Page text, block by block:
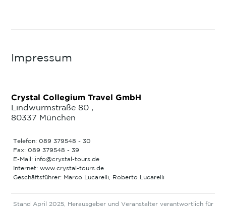
Impressum
Crystal Collegium Travel GmbH
Lindwurmstraße 80 ,
80337 München
Telefon: 089 379548 - 30
Fax: 089 379548 - 39
E-Mail: info@crystal-tours.de
Internet: www.crystal-tours.de
Geschäftsführer: Marco Lucarelli, Roberto Lucarelli
Stand April 2025, Herausgeber und Veranstalter verantwortlich für